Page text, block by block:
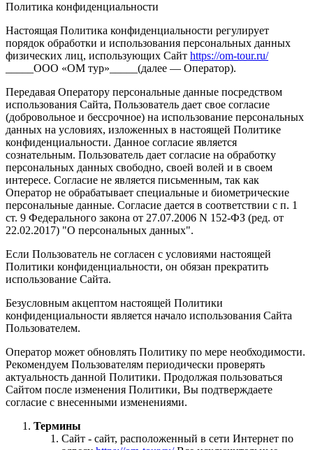
Политика конфиденциальности
Настоящая Политика конфиденциальности регулирует
порядок обработки и использования персональных данных
физических лиц, использующих Сайт https://om-tour.ru/
_____ООО «ОМ тур»_____(далее — Оператор).
Передавая Оператору персональные данные посредством
использования Сайта, Пользователь дает свое согласие
(добровольное и бессрочное) на использование персональных
данных на условиях, изложенных в настоящей Политике
конфиденциальности. Данное согласие является
сознательным. Пользователь дает согласие на обработку
персональных данных свободно, своей волей и в своем
интересе. Согласие не является письменным, так как
Оператор не обрабатывает специальные и биометрические
персональные данные. Согласие дается в соответствии с п. 1
ст. 9 Федерального закона от 27.07.2006 N 152-ФЗ (ред. от
22.02.2017) "О персональных данных".
Если Пользователь не согласен с условиями настоящей
Политики конфиденциальности, он обязан прекратить
использование Сайта.
Безусловным акцептом настоящей Политики
конфиденциальности является начало использования Сайта
Пользователем.
Оператор может обновлять Политику по мере необходимости.
Рекомендуем Пользователям периодически проверять
актуальность данной Политики. Продолжая пользоваться
Сайтом после изменения Политики, Вы подтверждаете
согласие с внесенными изменениями.
Термины
Сайт - сайт, расположенный в сети Интернет по